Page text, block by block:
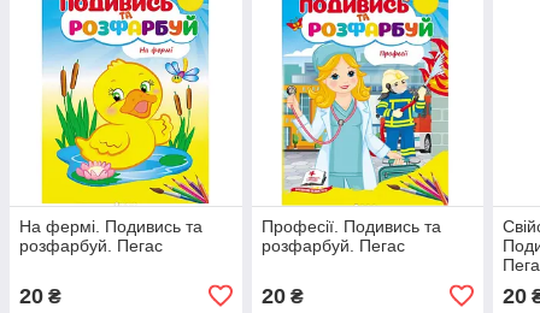
На фермі. Подивись та
розфарбуй. Пегас
20 ₴
Професії. Подивись та
розфарбуй. Пегас
20₴ 20